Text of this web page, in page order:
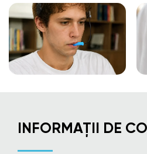
INFORMAȚII DE